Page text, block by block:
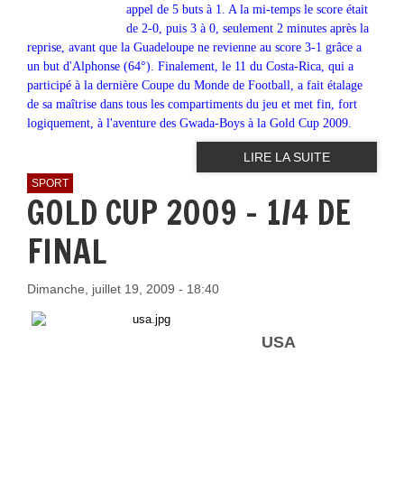
appel de 5 buts à 1. A la mi-temps le score était
de 2-0, puis 3 à 0, seulement 2 minutes après la
reprise, avant que la Guadeloupe ne revienne au score 3-1 grâce a
un but d'Alphonse (64°). Finalement, le 11 du Costa-Rica, qui a
participé à la dernière Coupe du Monde de Football, a fait étalage
de sa maîtrise dans tous les compartiments du jeu et met fin, fort
logiquement, à l'aventure des Gwada-Boys à la Gold Cup 2009.
LIRE LA SUITE
SPORT
GOLD CUP 2009 - 1/4 DE
FINAL
Dimanche, juillet 19, 2009 - 18:40
USA